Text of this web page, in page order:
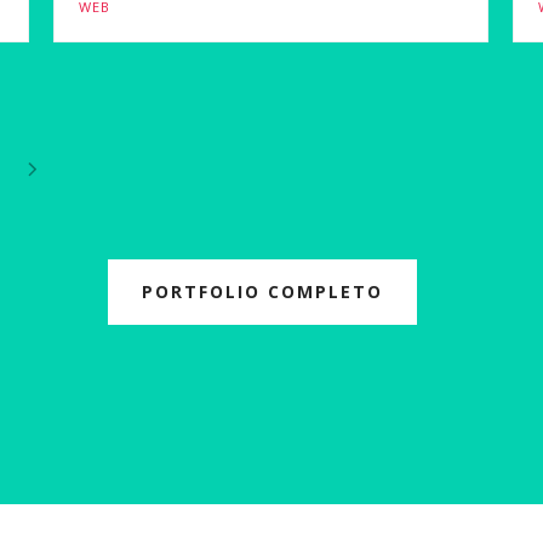
WEB
PORTFOLIO COMPLETO